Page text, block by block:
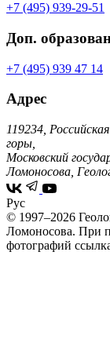
+7 (495) 939-29-51
Доп.
+7 (495) 939 47 14
Адрес
119234,
горы,
Московский
Ломоносова,
Рус
© 1997–2026
Ломоносова. При
фотографий